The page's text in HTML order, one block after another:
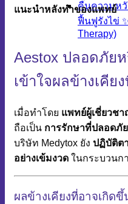
คืนความห
ฟื้นฟูรังไข่
Therapy)
แนะนำหลังทำของแพทย์
Aestox ปลอดภัย
เข้าใจผลข้างเคีย
เมื่อทำโดย แพทย์ผู้เชี่ยวช
ถือเป็น การรักษาที่ปลอดภั
บริษัท Medytox ยัง ปฏิบัติต
อย่างเข้มงวด ในกระบวนก
ผลข้างเคียงที่อาจเกิดขึ้